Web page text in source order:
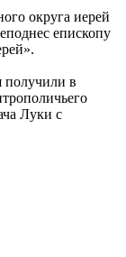
округа иерей
епископу
получили в
Луки с